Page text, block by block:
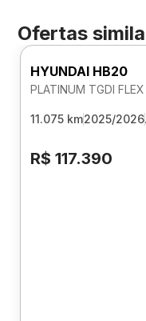
Ofertas
HYUNDAI HB20
PLATINUM TGDI
11.075 km2025/2026
R$ 117.390